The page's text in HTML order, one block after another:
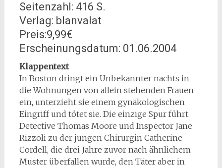
Seitenzahl: 416 S.
Verlag: blanvalat
Preis:9,99€
Erscheinungsdatum: 01.06.2004
Klappentext
In Boston dringt ein Unbekannter nachts in
die Wohnungen von allein stehenden Frauen
ein, unterzieht sie einem gynäkologischen
Eingriff und tötet sie. Die einzige Spur führt
Detective Thomas Moore und Inspector Jane
Rizzoli zu der jungen Chirurgin Catherine
Cordell, die drei Jahre zuvor nach ähnlichem
Muster überfallen wurde, den Täter aber in